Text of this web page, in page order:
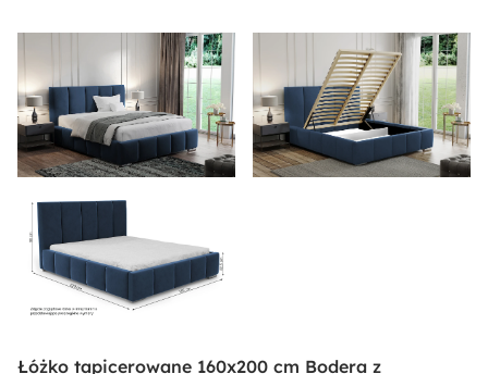
Łóżko tapicerowane 160x200 cm Bodera z